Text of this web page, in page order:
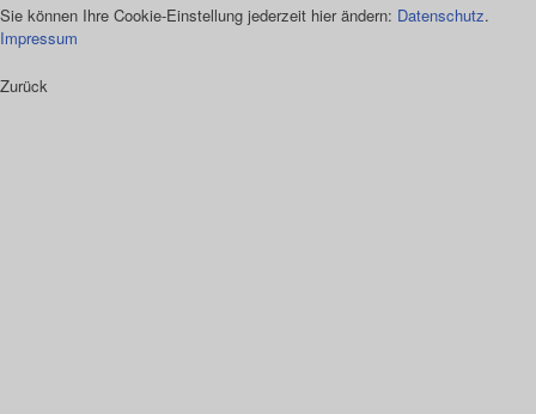
Sie können Ihre Cookie-Einstellung jederzeit hier ändern: Datenschutz.
Impressum
Zurück